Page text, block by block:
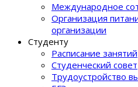
Международное
Организация
организации
Студенту
Расписание занятий
Студенческий совет
Трудоустройство